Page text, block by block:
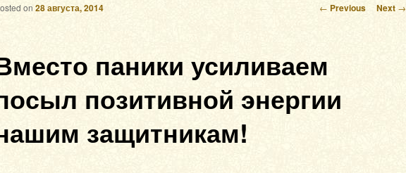
Post navigation
← Previous Next →
паники усиливаем
позитивной энергии
защитникам!
on 28 августа, 2014